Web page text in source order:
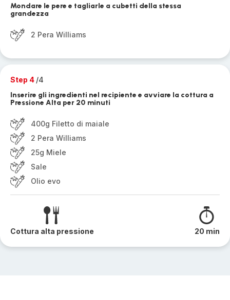
Mondare le pere e tagliarle a cubetti della stessa
grandezza
2 Pera Williams
Step 4 /4
Inserire gli ingredienti nel recipiente e avviare la cottura a
Pressione Alta per 20 minuti
400g Filetto di maiale
2 Pera Williams
25g Miele
Sale
Olio evo
Cottura alta pressione 20 min